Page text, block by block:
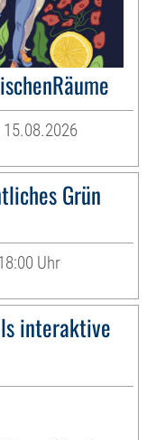
Grün
Uhr
interaktive